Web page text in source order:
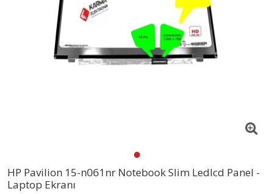
HP Pavilion 15-n061nr Notebook Slim Ledlcd Panel -
Laptop Ekranı